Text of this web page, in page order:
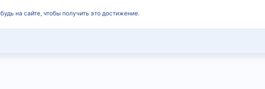
на сайте, чтобы получить это достижение.